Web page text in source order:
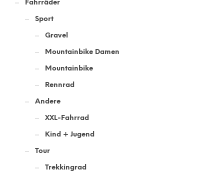
Fahrräder
Sport
Gravel
Mountainbike Damen
Mountainbike
Rennrad
Andere
XXL-Fahrrad
Kind + Jugend
Tour
Trekkingrad